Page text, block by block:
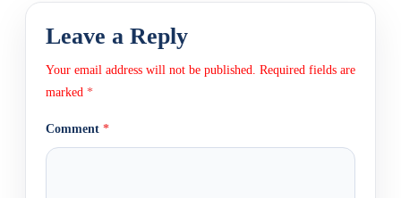
Leave a Reply
Your email address will not be published. Required fields are
marked *
Comment *